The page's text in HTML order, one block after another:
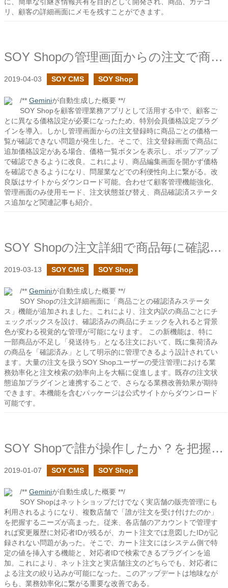
リ、顧客の詳細画面にメモを残すことができます。
SOY Shopの管理画面からの注文で商品毎の価格設定を確認する
2019-04-03 SOY CMS SOY Shop
/** Geminiが自動生成した概要 **/
SOY Shopを顧客管理業務アプリとして活用する中で、顧客ご
とに異なる価格設定が必要になったため、特別会員価格設定プラグ
インを導入。しかし管理画面からの注文登録時に商品ごとの価格一
覧が確認できない問題が発生した。そこで、注文登録画面で商品に
追加価格設定がある場合、価格一覧ボタンを表示し、ポップアップ
で確認できるように改良。これにより、商品編集画面を開かず価格
を確認できるようになり、問屋業などでの利便性向上に繋がる。改
良版はサイトからダウンロード可能。合わせて顧客管理機能強化、
管理画面のみ使用モード、注文状態並び替え、商品確認済ステータ
ス追加など関連記事も紹介。
SOY Shopの注文詳細で商品毎に確認済みのステータスを追加しました
2019-03-13 SOY CMS SOY Shop
/** Geminiが自動生成した概要 **/
SOY Shopの注文詳細画面に「商品ごとの確認済みステータ
ス」機能が追加されました。これにより、注文内訳の商品ごとにチ
ェックボックスを設け、確認済みの商品にチェックを入れると背景
色が変わる視覚的な管理が可能になります。 この新機能は、特に
一部商品が不足し「発送待ち」となる注文において、既に集荷済み
の商品を「確認済み」として明示的に管理できるよう設計されてい
ます。大量の注文を扱うSOY Shopユーザーの受注管理における業
務効率化と注文検索の効率向上を大幅に促進します。既存の注文状
態追加プラグインと連携することで、さらなる業務改善効果が期待
できます。本機能を含むパッケージは公式サイトからダウンロード
可能です。
SOY Shopで誰が操作したか？を把握したい
2019-01-07 SOY CMS SOY Shop
/** Geminiが自動生成した概要 **/
SOY Shopはネットショップだけでなく実店舗の販売管理にも
利用されるようになり、複数店舗で「誰が注文を受け付けたのか」
を把握するニーズが高まった。従来、各店舗のアカウントで管理す
れば変更履歴に対応者IDが残るが、カート注文では意図したIDが記
録されない問題があった。そこで、カート注文にはシステム側で特
定の値を挿入する機能と、対応者IDで検索できるプラグインを追
加。これにより、ネット注文と実店舗注文のどちらでも、対応者に
よる注文の絞り込みが可能になった。このアップデートは地味なが
らも、業務効率化に繋がる重要な改善である。